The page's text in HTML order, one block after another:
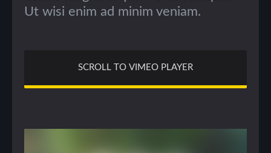
Ut wisi enim ad minim veniam.
SCROLL TO VIMEO PLAYER